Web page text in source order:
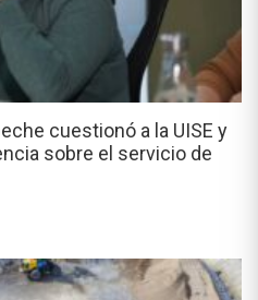
cuestionó a la UISE y
sobre el servicio de